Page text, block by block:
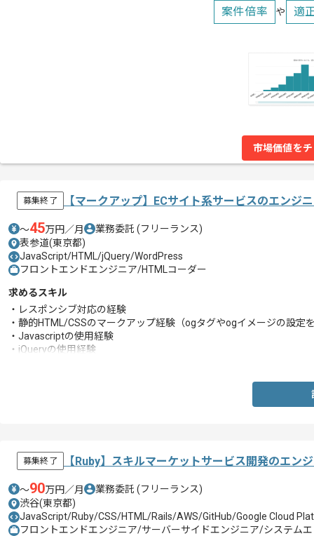
案件倍率 や 適
市場価値を
募集終了 【マークアップ】ECサイト系サービスのエンジ
〜45万円／月 業務委託 (フリーランス)
表参道(東京都)
JavaScript/HTML/jQuery/WordPress
フロントエンドエンジニア/HTMLコーダー
求めるスキル
・レスポンシブ対応の経験
・静的HTML/CSSのマークアップ経験（ogタグやogイメージの設定
・Javascriptの使用経験
・jQueryの使用経験
募集終了 【Ruby】スキルマーケットサービス開発のエン
〜90万円／月 業務委託 (フリーランス)
渋谷(東京都)
JavaScript/Ruby/CSS/HTML/Rails/AWS/GitHub/Google Cloud
フロントエンドエンジニア/サーバーサイドエンジニア/システム